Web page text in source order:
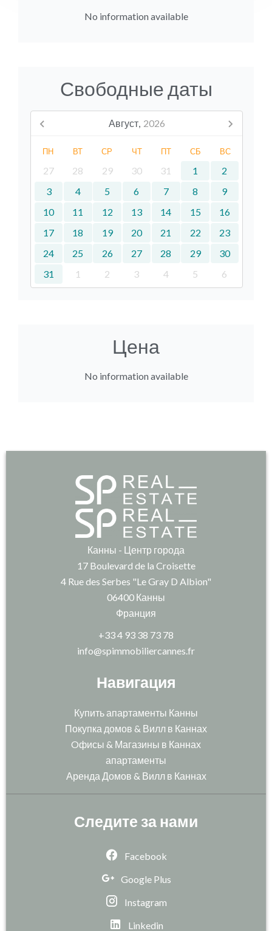
No information available
Свободные даты
Август, 2026
ПН ВТ СР ЧТ ПТ СБ ВС
27 28 29 30 31 1
2
3
4 5 6 7 8
9
10
11 12 13 14 15
16
17
18 19 20 21 22
23
24
25 26 27 28 29
30
31
1 2 3 4 5 6
Цена
No information available
Навигация
Купить апартаменты Канны
Покупка домов & Вилл в Каннах
Oфисы & Магазины в Каннах
апартаменты
Аренда Домов & Вилл в Каннах
Канны - Центр города
17 Boulevard de la Croisette
4 Rue des Serbes "Le Gray D Albion"
06400 Канны
Франция
+33 4 93 38 73 78
info@spimmobiliercannes.fr
Следите за нами
Facebook
Google Plus
Instagram
Linkedin